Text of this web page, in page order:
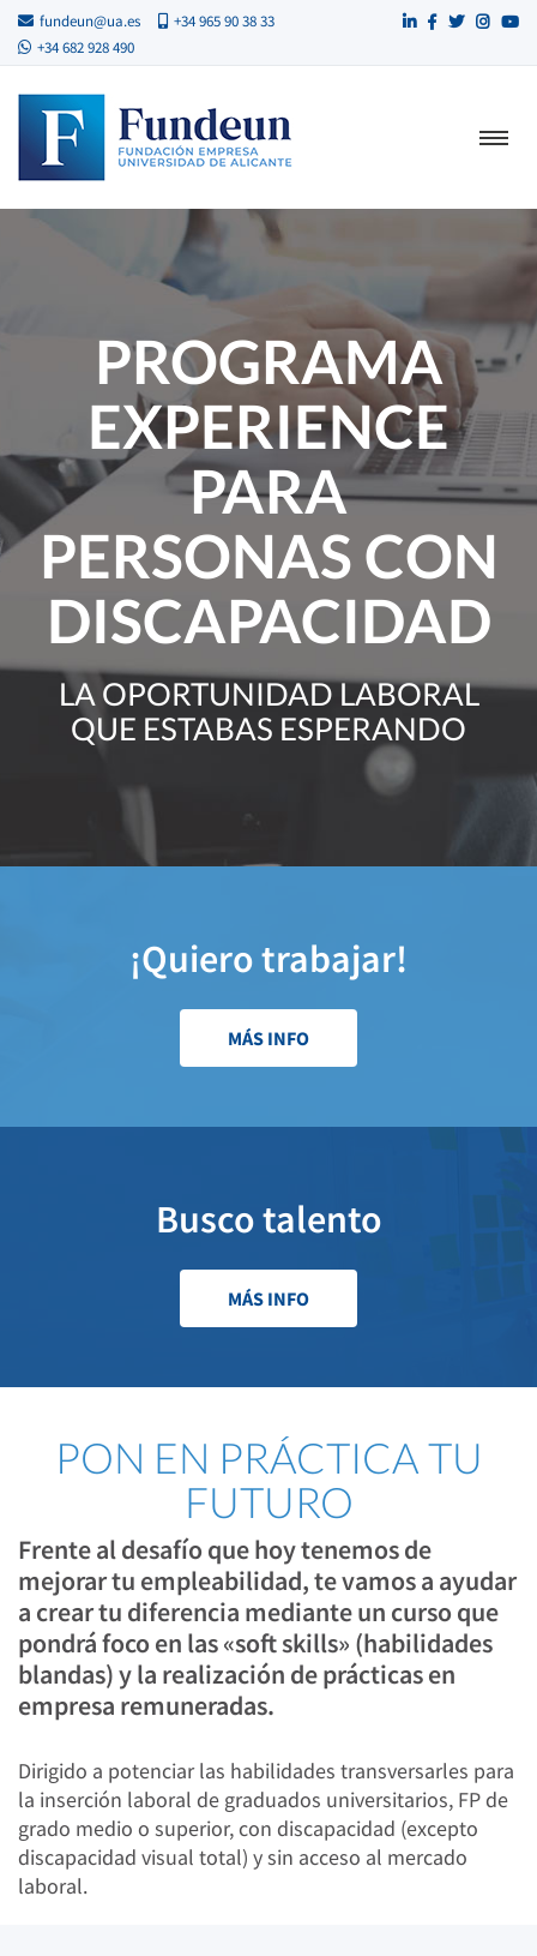
fundeun@ua.es
+34 965 90 38 33
+34 682 928 490
PROGRAMA
EXPERIENCE
PARA
PERSONAS CON
DISCAPACIDAD
LA OPORTUNIDAD LABORAL
QUE ESTABAS ESPERANDO
¡Quiero trabajar!
MÁS INFO
Busco talento
MÁS INFO
PON EN PRÁCTICATU
FUTURO
Frente al desafío que hoy tenemos de
mejorar tu empleabilidad, te vamos a ayudar
a crear tu diferencia mediante un curso que
pondrá foco en las «soft skills» (habilidades
blandas) y la realización de prácticas en
empresa remuneradas.
Dirigido a potenciar las habilidades transversarles para
la inserción laboral de graduados universitarios, FP de
grado medio o superior, con discapacidad (excepto
discapacidad visual total) y sin acceso al mercado
laboral.